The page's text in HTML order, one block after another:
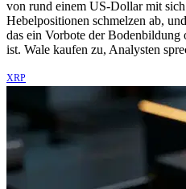
von rund einem US-Dollar mit
Hebelpositionen schmelzen ab,
das ein Vorbote der Bodenbildung
ist. Wale kaufen zu, Analysten
XRP